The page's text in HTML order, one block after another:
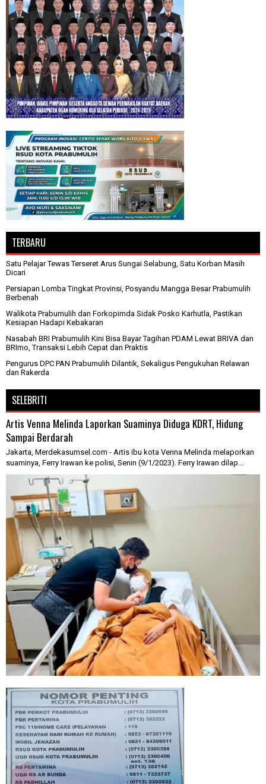
TERBARU
Satu Pelajar Tewas Terseret Arus Sungai Selabung, Satu Korban Masih
Dicari
Persiapan Lomba Tingkat Provinsi, Posyandu Mangga Besar Prabumulih
Berbenah
Walikota Prabumulih dan Forkopimda Sidak Posko Karhutla, Pastikan
Kesiapan Hadapi Kebakaran
Nasabah BRI Prabumulih Kini Bisa Bayar Tagihan PDAM Lewat BRIVA dan
BRImo, Transaksi Lebih Cepat dan Praktis
Pengurus DPC PAN Prabumulih Dilantik, Sekaligus Pengukuhan Relawan
dan Rakerda
SELEBRITI
Artis Venna Melinda Laporkan Suaminya Diduga KDRT, Hidung
Sampai Berdarah
Jakarta, Merdekasumsel.com - Artis ibu kota Venna Melinda melaporkan
suaminya, Ferry Irawan ke polisi, Senin (9/1/2023). Ferry Irawan dilap...